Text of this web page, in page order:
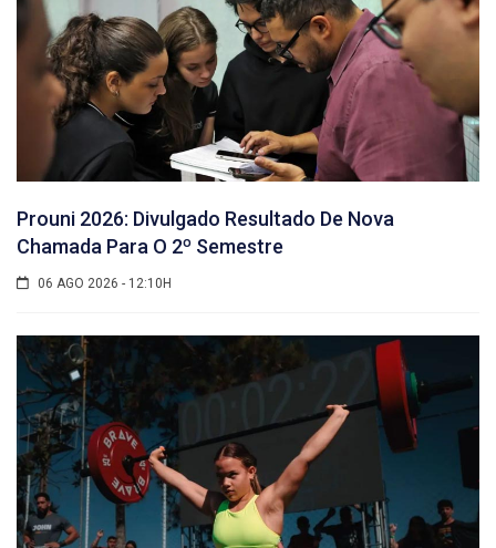
Prouni 2026: Divulgado Resultado De Nova
Chamada Para O 2º Semestre
06 AGO 2026 - 12:10H